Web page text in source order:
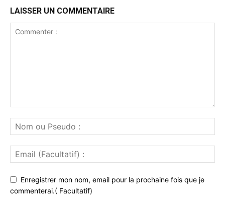
LAISSER UN COMMENTAIRE
Enregistrer mon nom, email pour la prochaine fois que je
commenterai.( Facultatif)